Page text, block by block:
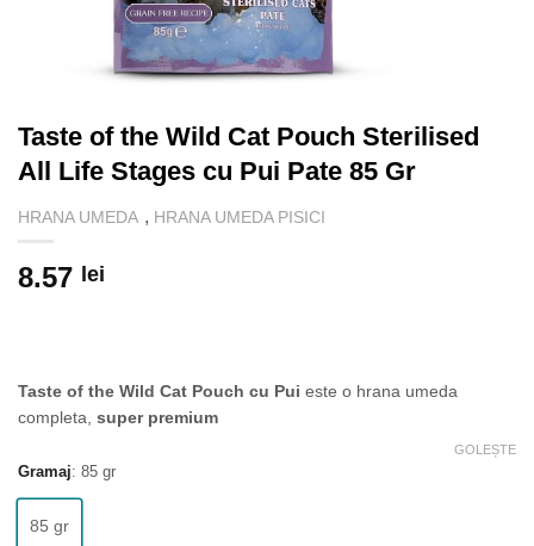
Taste of the Wild Cat Pouch Sterilised
All Life Stages cu Pui Pate 85 Gr
HRANA UMEDA , HRANA UMEDA PISICI
8.57 lei
Taste of the Wild Cat Pouch cu Pui este o hrana umeda
completa, super premium
Gramaj: 85 gr
85 gr
GOLEȘTE